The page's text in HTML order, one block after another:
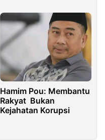
Hamim Pou: Membantu
Rakyat Bukan
Kejahatan Korupsi